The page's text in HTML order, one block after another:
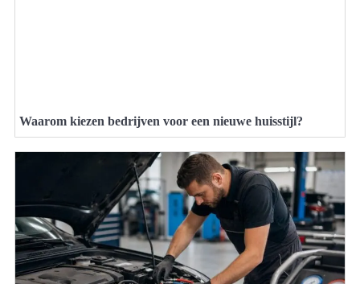
Waarom kiezen bedrijven voor een nieuwe huisstijl?